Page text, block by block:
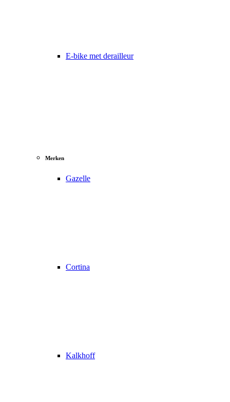
E-bike met derailleur
Merken
Gazelle
Cortina
Kalkhoff